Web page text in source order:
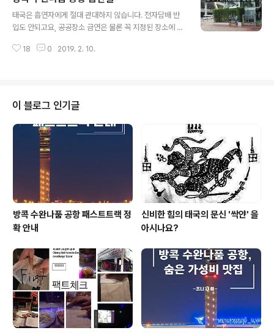
률을 기록했으나 에어아시아가 단독으로 운항하는 돈무앙
공항 노선의 경우에는 탑승률 81%로 태국 노선중 유일하
[인천공항 통계] 태국 ‘여객수·탑승률' 고른 성적표 (2019
태국은 흡연자에게 절대 관대하지 않습니다. 전자담배 반
입도 안되고요, 공공장소 금연은 물론 꼭 지정된 장소에 흡
과 중국인을 집중 단속하기도 합니다. 오시는 분들 꼭 참고
며 야외 흡연실은 위 아래 사진에서 보이시다시피 주차장
쪽으로 이동했습니다. ▲위에 사진은 도착후 짐찾고 나오
시면 2층 도착장에서 내려와서 1층 택시 승강장 건너편 주
차장 건물옆 야외 흡연실 입니다. 지난 4일 태국 공항공사
(AOT) 공지사항 및 공항 관계자의 말에 따르면 여객 터미
널내 흡연실을 설치한 전국 6개 국..
18 0 2019. 2. 10.
이 블로그 인기글
방콕 수완나품 공항 패스트트랙 정
확 안내
신비한 힘의 태국의 문신 '싹얀' 을
아시나요?